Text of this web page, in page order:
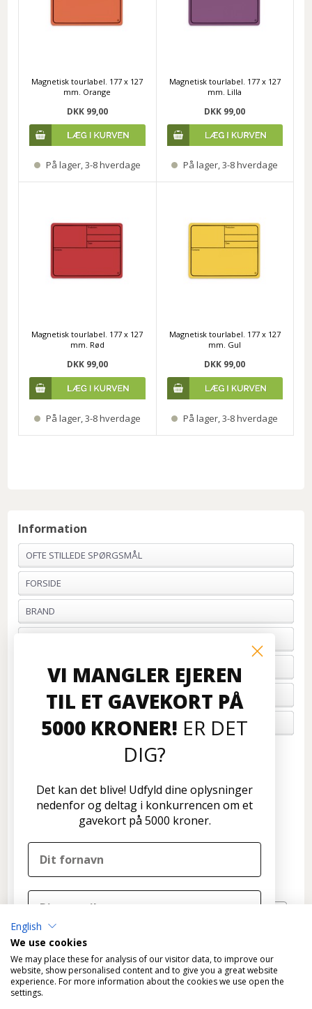
Magnetisk tourlabel. 177 x 127
mm. Orange
DKK 99,00
På lager, 3-8 hverdage
Magnetisk tourlabel. 177 x 127
mm. Lilla
DKK 99,00
På lager, 3-8 hverdage
Magnetisk tourlabel. 177 x 127
mm. Rød
DKK 99,00
På lager, 3-8 hverdage
Magnetisk tourlabel. 177 x 127
mm. Gul
DKK 99,00
På lager, 3-8 hverdage
Information
OFTE STILLEDE SPØRGSMÅL
FORSIDE
BRAND
BETALING
FORTRYD ORDRE
OM OS
Formervangen 17
2600 Glostrup
Nyhedsbrev
English
We use cookies
We may place these for analysis of our visitor data, to improve our
website, show personalised content and to give you a great website
experience. For more information about the cookies we use open the
settings.
VI MANGLER EJEREN
TIL ET GAVEKORT PÅ
5000 KRONER! ER DET
DIG?
Det kan det blive! Udfyld dine oplysninger
nedenfor og deltag i konkurrencen om et
gavekort på 5000 kroner.
DELTAG I KONKURRENCEN
Nej tak, det skal ikke være mig